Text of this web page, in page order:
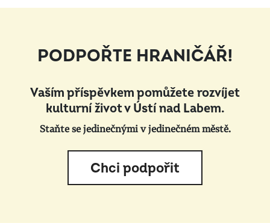
PODPOŘTE HRANIČÁŘ!
Vaším příspěvkem pomůžete rozvíjet
kulturní život v Ústí nad Labem.
Staňte se jedinečnými v jedinečném městě.
Chci podpořit